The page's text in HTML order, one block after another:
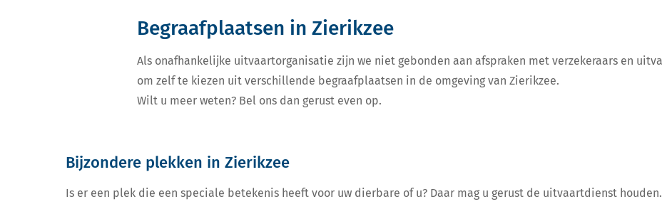
Begraafplaatsen in Zierikzee
Als onafhankelijke uitvaartorganisatie zijn we niet gebonden aan afspraken met verzekeraars en
om zelf te kiezen uit verschillende begraafplaatsen in de omgeving van Zierikzee.
Wilt u meer weten? Bel ons dan gerust even op.
Bijzondere plekken in Zierikzee
Is er een plek die een speciale betekenis heeft voor uw dierbare of u? Daar mag u gerust de uitvaartdienst